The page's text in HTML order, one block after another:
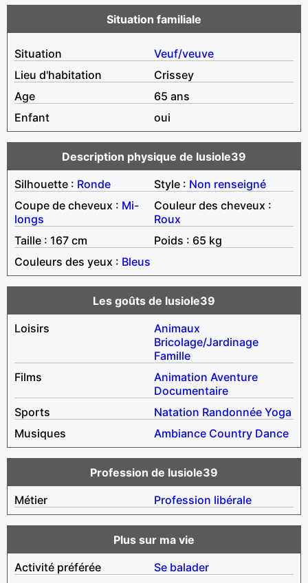
Situation familiale
Situation
Veuf/veuve
Lieu d'habitation
Crissey
Age
65 ans
Enfant
oui
Description physique de lusiole39
Silhouette : Ronde Style : Non renseigné
Coupe de cheveux : Mi-
longs
Couleur des cheveux :
Roux
Taille : 167 cm
Poids : 65 kg
Couleurs des yeux : Bleus
Les goûts de lusiole39
Loisirs
Animaux
Bricolage/Jardinage
Famille
Films
Animation Aventure
Documentaire
Sports
Natation Randonnée Yoga
Musiques
Ambiance Country Dance
Profession de lusiole39
Métier
Profession libérale
Plus sur ma vie
Activité préférée
Se balader